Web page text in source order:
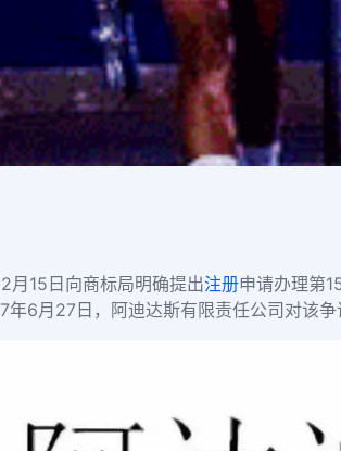
月15日向商标局明确提出注册申请办理第
年6月27日，阿迪达斯有限责任公司对该争